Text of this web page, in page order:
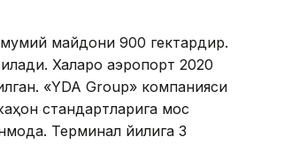
майдони 900 гектардир.
Халқаро аэропорт 2020
«YDA Group» компанияси
стандартларига мос
Терминал йилига 3